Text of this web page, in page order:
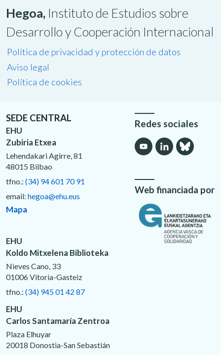
Hegoa, Instituto de Estudios sobre
Desarrollo y Cooperación Internacional
Política de privacidad y protección de datos
Aviso legal
Política de cookies
SEDE CENTRAL
EHU
Zubiria Etxea
Lehendakari Agirre, 81
48015 Bilbao
tfno.: (34) 94 601 70 91
email: hegoa@ehu.eus
Mapa
EHU
Koldo Mitxelena Biblioteka
Nieves Cano, 33
01006 Vitoria-Gasteiz
tfno.: (34) 945 01 42 87
EHU
Carlos Santamaría Zentroa
Plaza Elhuyar
20018 Donostia-San Sebastián
Redes sociales
Web financiada por